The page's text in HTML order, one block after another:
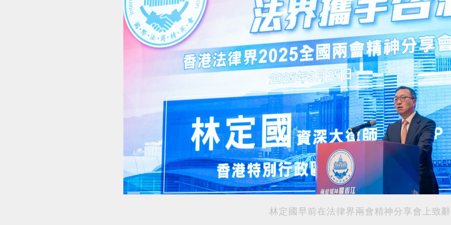
林定國早前在法律界兩會精神分享會上致